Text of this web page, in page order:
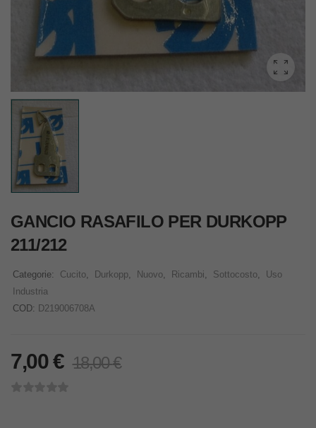
GANCIO RASAFILO PER DURKOPP
211/212
Categorie: Cucito, Durkopp, Nuovo, Ricambi, Sottocosto,
Uso
Industria
COD: D219006708A
7,00€ 18,00€